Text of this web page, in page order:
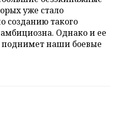
уже стало
созданию такого
Однако и ее
поднимет наши боевые